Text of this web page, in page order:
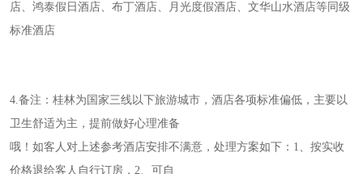
店、鸿泰假日酒店、布丁酒店、月光度假酒店、文华山水酒店等同级
标准酒店
4.备注：桂林为国家三线以下旅游城市，酒店各项标准偏低，主要以
卫生舒适为主，提前做好心理准备
哦！如客人对上述参考酒店安排不满意，处理方案如下： 1、按实收
价格退给客人自行订房，2、可自